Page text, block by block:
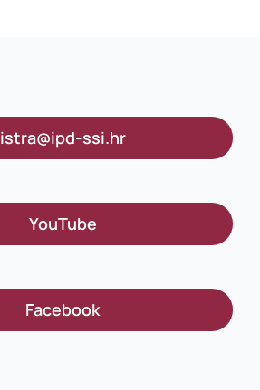
istra@ipd-ssi.hr
YouTube
Facebook